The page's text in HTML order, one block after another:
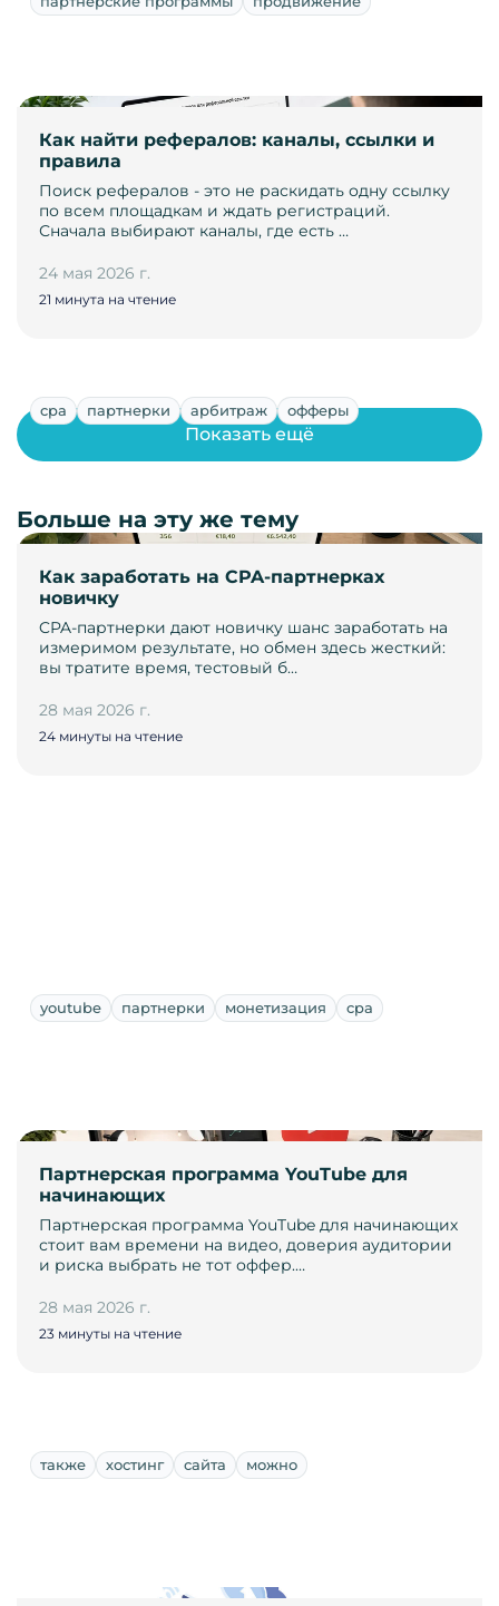
Как найти рефералов: каналы, ссылки и
правила
Поиск рефералов - это не раскидать одну ссылку
по всем площадкам и ждать регистраций.
Сначала выбирают каналы, где есть …
24 мая 2026 г.
21 минута на чтение
cpa партнерки арбитраж офферы
Как заработать на CPA-партнерках
новичку
CPA-партнерки дают новичку шанс заработать на
измеримом результате, но обмен здесь жесткий:
вы тратите время, тестовый б…
28 мая 2026 г.
24 минуты на чтение
Показать ещё
Больше на эту же тему
youtube партнерки монетизация cpa
Партнерская программа YouTube для
начинающих
Партнерская программа YouTube для начинающих
стоит вам времени на видео, доверия аудитории
и риска выбрать не тот оффер.…
28 мая 2026 г.
23 минуты на чтение
также хостинг сайта можно